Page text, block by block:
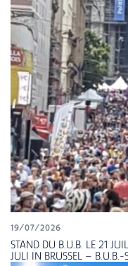
19/07/2026
STAND DU B.U.B. LE 21
JULI IN BRUSSEL – B.U.B.-